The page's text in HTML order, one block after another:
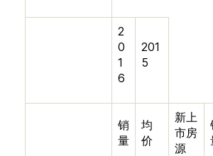
2
0
1
6
201
5
销
量
均
价
新上
市房
源